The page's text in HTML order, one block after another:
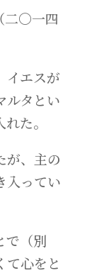
四
イエスが
ルタとい
た。
が、主の
入ってい
で（別
て心をと